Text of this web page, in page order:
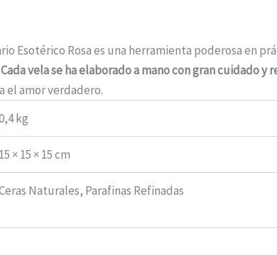
Esotérico Rosa es una herramienta poderosa en
Cada vela se ha elaborado a mano con gran cuidado
el amor verdadero.
kg
15 × 15 × 15 cm
Naturales, Parafinas Refinadas